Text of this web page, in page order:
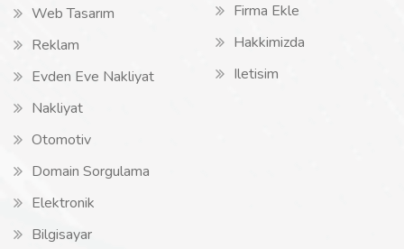
Web Tasarım
Reklam
Evden Eve Nakliyat
Nakliyat
Otomotiv
Domain Sorgulama
Elektronik
Bilgisayar
Firma Ekle
Hakkimizda
Iletisim